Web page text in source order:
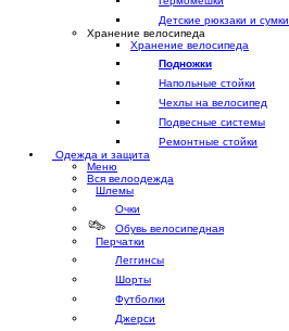
Детские рюкзаки и сумки
Хранение велосипеда
Хранение велосипеда
Подножки
Напольные стойки
Чехлы на велосипед
Подвесные системы
Ремонтные стойки
Одежда и защита
Меню
Вся велоодежда
Шлемы
Очки
Обувь велосипедная
Перчатки
Леггинсы
Шорты
Футболки
Джерси